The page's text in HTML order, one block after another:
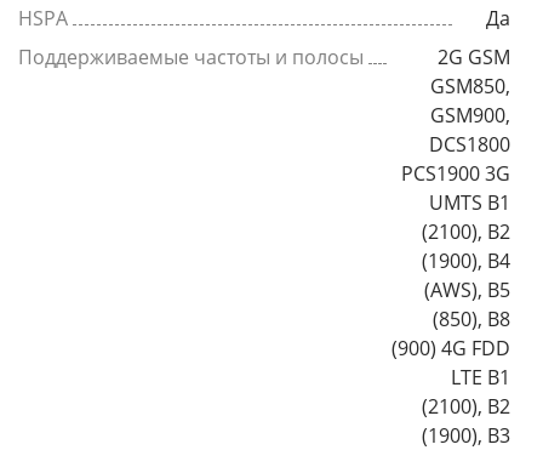
HSPA
Да
Поддерживаемые частоты и полосы
2G GSM
GSM850,
GSM900,
DCS1800
PCS1900 3G
UMTS B1
(2100), B2
(1900), B4
(AWS), B5
(850), B8
(900) 4G FDD
LTE B1
(2100), B2
(1900), B3